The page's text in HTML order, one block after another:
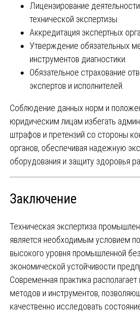
Лицензирование
технической экспертизы.
Аккредитация экспертных
Утверждение обязательных
инструментов диагностики.
Обязательное страхование
экспертов и исполнителей.
Соблюдение данных норм и
юридическим лицам избегать
штрафов и претензий со стороны
органов, обеспечивая надежную
оборудования и защиту здоровья
Заключение
Техническая экспертиза
является необходимым условием
высокого уровня промышленной
экономической устойчивости
Современная практика
методов и инструментов,
качественно исследовать